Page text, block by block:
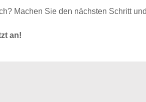
Machen Sie den nächsten Schritt
an!